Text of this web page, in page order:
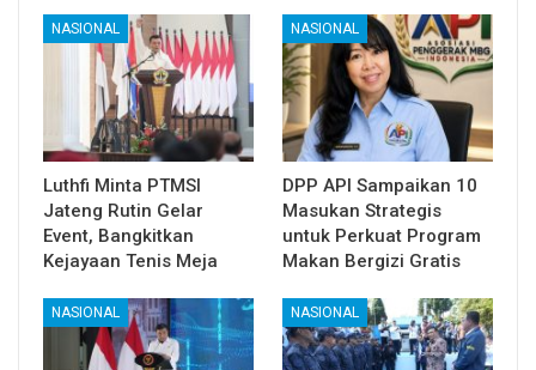
NASIONAL
Luthfi Minta PTMSI
Jateng Rutin Gelar
Event, Bangkitkan
Kejayaan Tenis Meja
NASIONAL
DPP API Sampaikan 10
Masukan Strategis
untuk Perkuat Program
Makan Bergizi Gratis
NASIONAL NASIONAL